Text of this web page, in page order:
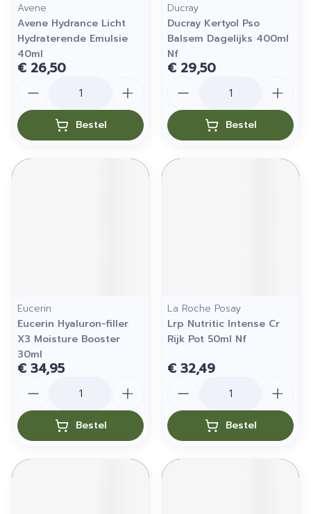
Avene
Avene Hydrance Licht
Hydraterende Emulsie
40ml
€ 26,50
Bestel
Ducray
Ducray Kertyol Pso
Balsem Dagelijks 400ml
Nf
€ 29,50
Bestel
Eucerin
Eucerin Hyaluron-filler
X3 Moisture Booster
30ml
€ 34,95
Bestel
La Roche Posay
Lrp Nutritic Intense Cr
Rijk Pot 50ml Nf
€ 32,49
Bestel